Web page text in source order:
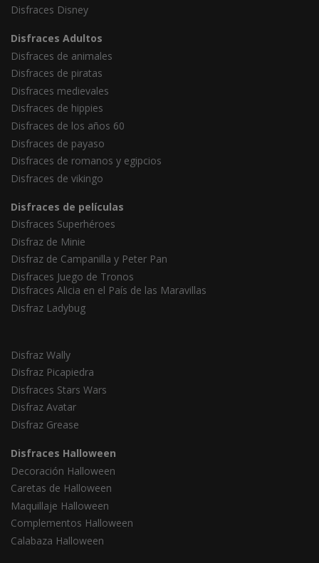
Disfraces Disney
Disfraces Adultos
Disfraces de animales
Disfraces de piratas
Disfraces medievales
Disfraces de hippies
Disfraces de los años 60
Disfraces de payaso
Disfraces de romanos y egipcios
Disfraces de vikingo
Disfraces de películas
Disfraces Superhéroes
Disfraz de Minie
Disfraz de Campanilla y Peter Pan
Disfraces Juego de Tronos
Disfraces Alicia en el País de las Maravillas
Disfraz Ladybug
Disfraz Wally
Disfraz Picapiedra
Disfraces Stars Wars
Disfraz Avatar
Disfraz Grease
Disfraces Halloween
Decoración Halloween
Caretas de Halloween
Maquillaje Halloween
Complementos Halloween
Calabaza Halloween